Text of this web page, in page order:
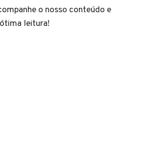
o nosso conteúdo e
leitura!